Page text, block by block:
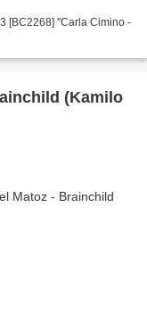
[BC2268] ''Carla Cimino -
(Kamilo